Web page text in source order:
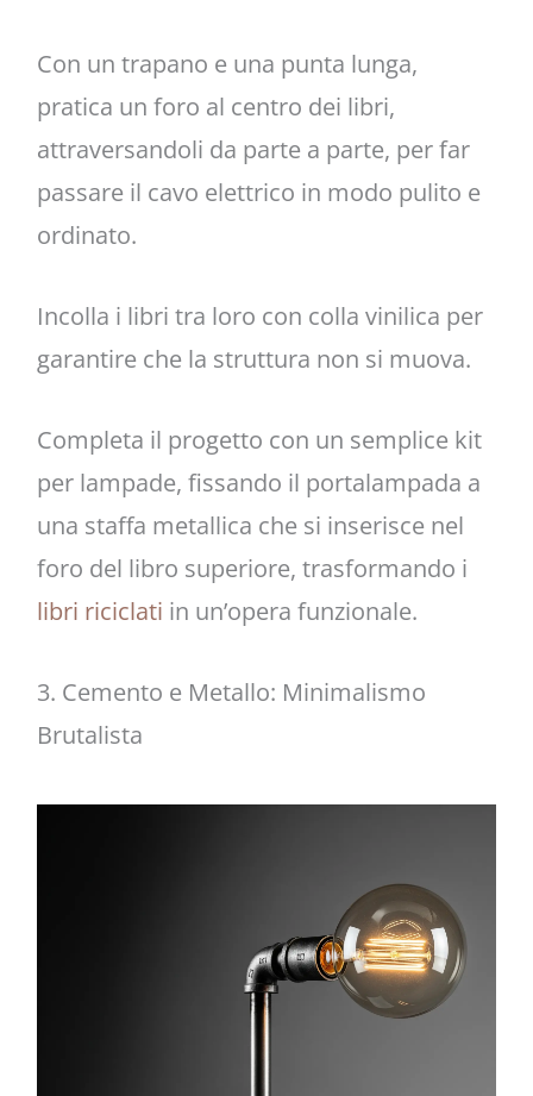
Con un trapano e una punta lunga,
pratica un foro al centro dei libri,
attraversandoli da parte a parte, per far
passare il cavo elettrico in modo pulito e
ordinato.
Incolla i libri tra loro con colla vinilica per
garantire che la struttura non si muova.
Completa il progetto con un semplice kit
per lampade, fissando il portalampada a
una staffa metallica che si inserisce nel
foro del libro superiore, trasformando i
libri riciclati in un’opera funzionale.
3. Cemento e Metallo: Minimalismo
Brutalista